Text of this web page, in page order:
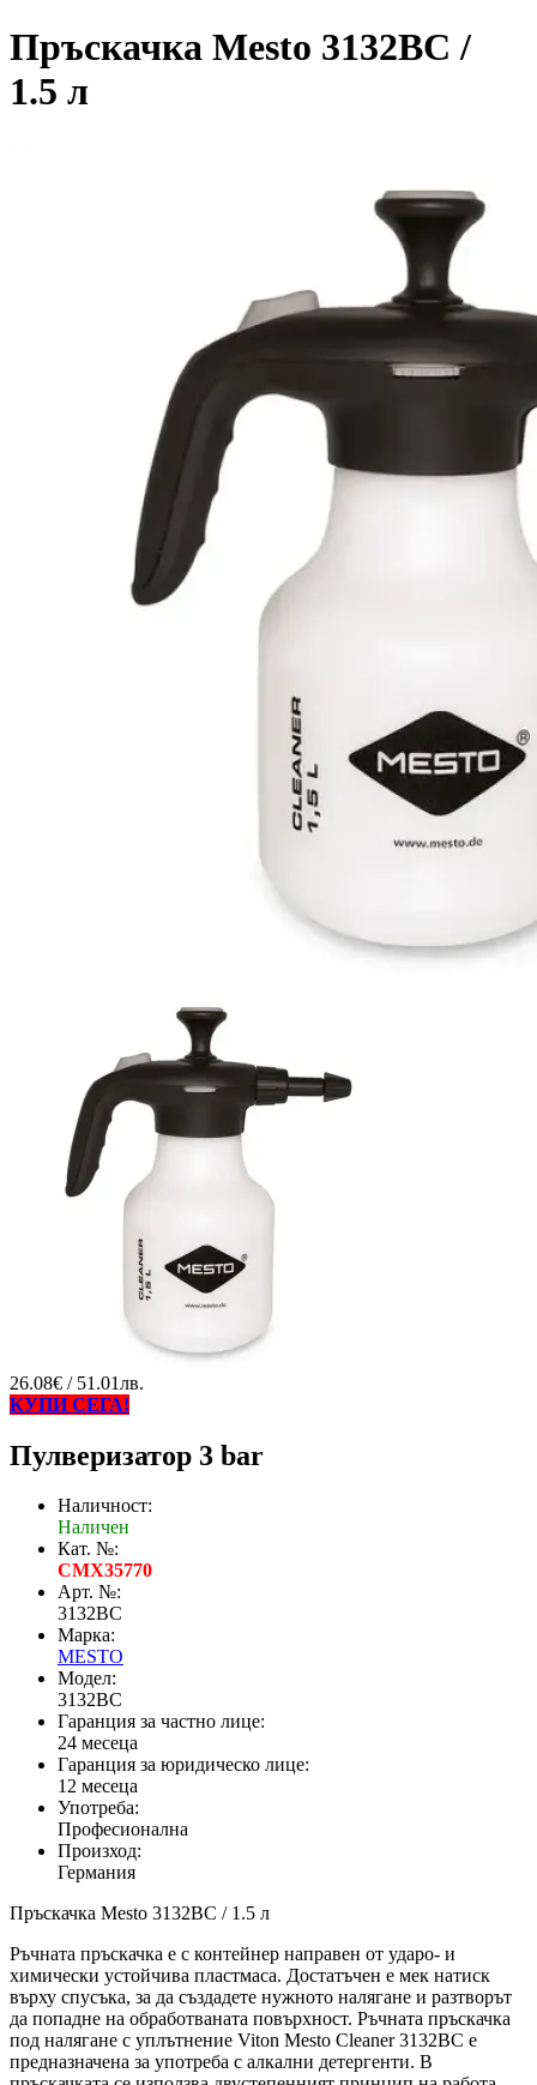
Пръскачка Mesto 3132BC /
1.5 л
26.08€ / 51.01лв.
КУПИ СЕГА!
Пулверизатор 3 bar
Наличност:
Наличен
Кат. №:
CMX35770
Арт. №:
3132BC
Марка:
MESTO
Модел:
3132BC
Гаранция за частно лице:
24 месеца
Гаранция за юридическо лице:
12 месеца
Употреба:
Професионална
Произход:
Германия
Пръскачка Mesto 3132BC / 1.5 л
Ръчната пръскачка е с контейнер направен от ударо- и
химически устойчива пластмаса. Достатъчен е мек натиск
върху спусъка, за да създадете нужното налягане и разтворът
да попадне на обработваната повърхност. Ръчната пръскачка
под налягане с уплътнение Viton Mesto Cleaner 3132BC е
предназначена за употреба с алкални детергенти. В